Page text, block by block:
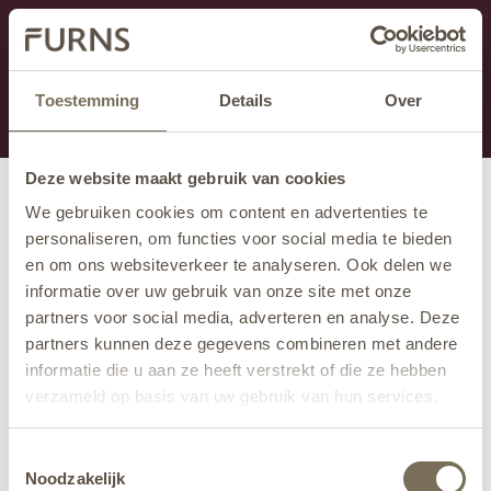
Toestemming Details Over
Deze website maakt gebruik van cookies
We gebruiken cookies om content en advertenties te
personaliseren, om functies voor social media te bieden
en om ons websiteverkeer te analyseren. Ook delen we
informatie over uw gebruik van onze site met onze
partners voor social media, adverteren en analyse. Deze
partners kunnen deze gegevens combineren met andere
informatie die u aan ze heeft verstrekt of die ze hebben
verzameld op basis van uw gebruik van hun services.
jehier.
Noodzakelijk
Ten dział jest obecnie w konserwacji. Jeśli brakuje Ci
informacji.
możesz zadzwonić pod numer +31 413 351 272 lub